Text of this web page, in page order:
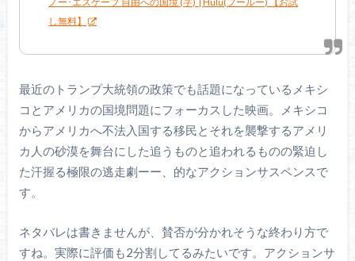
し無料】
最近のトランプ大統領の政策でも話題になっているメキシ
コとアメリカの国境問題にフォーカスした映画。メキシコ
からアメリカへ不法入国する移民とそれを襲撃するアメリ
カ人の砂漠を舞台にした追うものと追われるものの緊迫し
た汗握る極限の逃走劇ーー、的なアクションサスペンスで
す。
ネタバレは書きませんが、賛否が分かれそうな終わり方で
すね。実際に評価も2分割してるみたいです。アクションサ